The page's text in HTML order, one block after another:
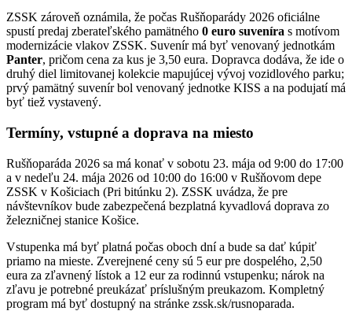
ZSSK zároveň oznámila, že počas Rušňoparády 2026 oficiálne
spustí predaj zberateľského pamätného 0 euro suveníra s motívom
modernizácie vlakov ZSSK. Suvenír má byť venovaný jednotkám
Panter, pričom cena za kus je 3,50 eura. Dopravca dodáva, že ide o
druhý diel limitovanej kolekcie mapujúcej vývoj vozidlového parku;
prvý pamätný suvenír bol venovaný jednotke KISS a na podujatí má
byť tiež vystavený.
Termíny, vstupné a doprava na miesto
Rušňoparáda 2026 sa má konať v sobotu 23. mája od 9:00 do 17:00
a v nedeľu 24. mája 2026 od 10:00 do 16:00 v Rušňovom depe
ZSSK v Košiciach (Pri bitúnku 2). ZSSK uvádza, že pre
návštevníkov bude zabezpečená bezplatná kyvadlová doprava zo
železničnej stanice Košice.
Vstupenka má byť platná počas oboch dní a bude sa dať kúpiť
priamo na mieste. Zverejnené ceny sú 5 eur pre dospelého, 2,50
eura za zľavnený lístok a 12 eur za rodinnú vstupenku; nárok na
zľavu je potrebné preukázať príslušným preukazom. Kompletný
program má byť dostupný na stránke zssk.sk/rusnoparada.